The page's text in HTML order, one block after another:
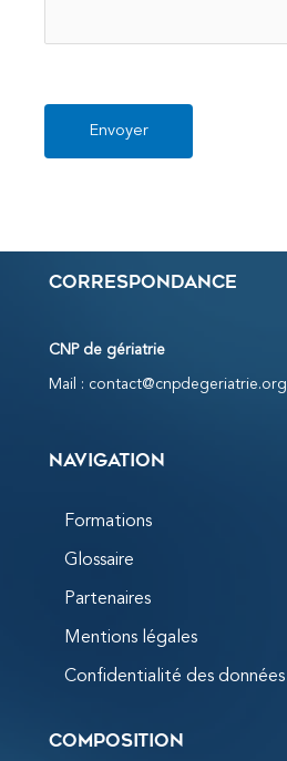
CAPTCHA
Correspondance
CNP de gériatrie
Mail : contact@cnpdegeriatrie.org
Navigation
Formations
Glossaire
Partenaires
Mentions légales
Confidentialité des données
Composition